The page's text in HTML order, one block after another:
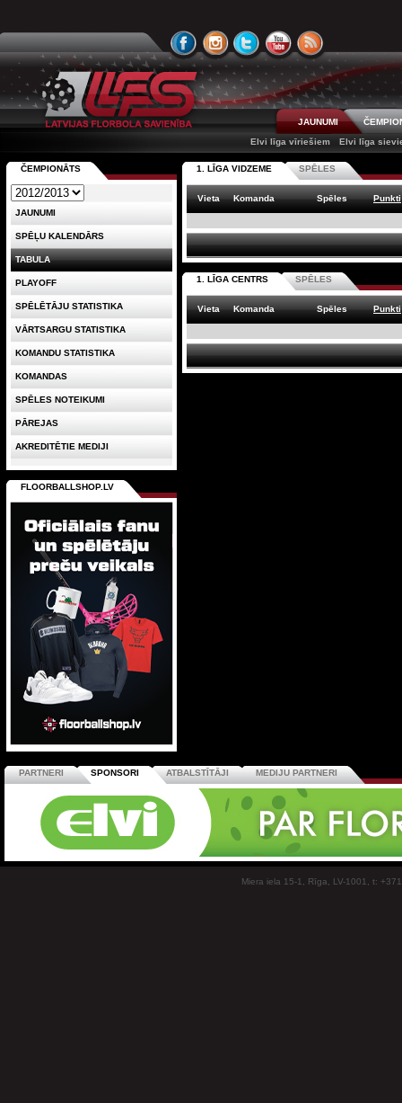
JAUNUMI
Elvi līga vīriešiem
Elvi līga
1. LĪGA VIDZEME SPĒLES
Vieta Komanda Spēles Punkti
1. LĪGA CENTRS SPĒLES
Vieta Komanda Spēles Punkti
ČEMPIONĀTS
JAUNUMI
SPĒĻU KALENDĀRS
TABULA
PLAYOFF
SPĒLĒTĀJU STATISTIKA
VĀRTSARGU STATISTIKA
KOMANDU STATISTIKA
KOMANDAS
SPĒLES NOTEIKUMI
PĀREJAS
AKREDITĒTIE MEDIJI
FLOORBALLSHOP.LV
PARTNERI SPONSORI ATBALSTĪTĀJI MEDIJU PARTNERI
Miera iela 15-1, Rīga, LV-1001, t: